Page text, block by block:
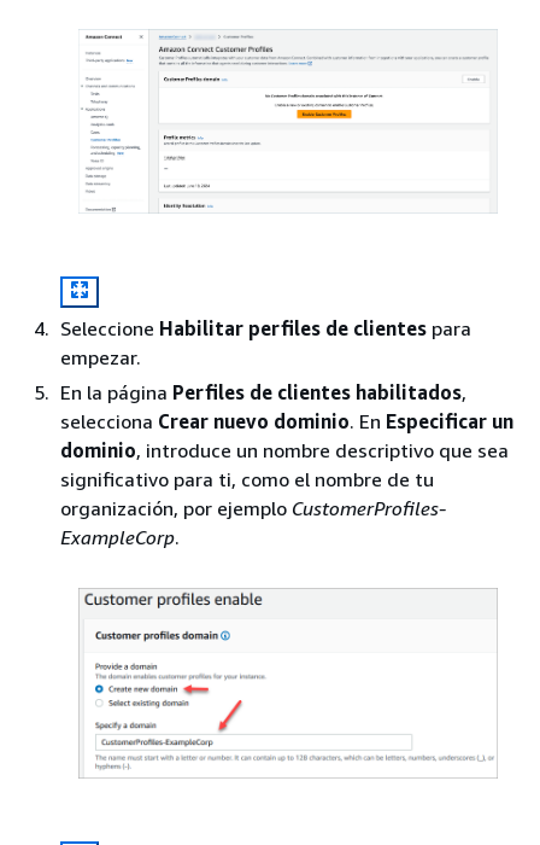
Seleccione Habilitar perfiles de clientes para
empezar.
En la página Perfiles de clientes habilitados,
selecciona Crear nuevo dominio. En Especificar un
dominio, introduce un nombre descriptivo que sea
significativo para ti, como el nombre de tu
organización, por ejemplo CustomerProfiles-
ExampleCorp.